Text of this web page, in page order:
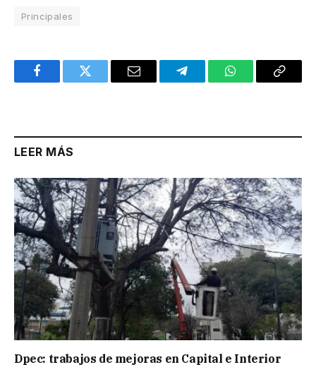
Principales
FacebookTwitter Email TelegramWhatsAppCopy
LEER MÁS
Dpec: trabajos de mejoras en Capital e Interior